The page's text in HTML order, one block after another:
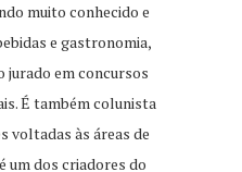
muito conhecido e
e gastronomia,
jurado em concursos
É também colunista
voltadas às áreas de
um dos criadores do